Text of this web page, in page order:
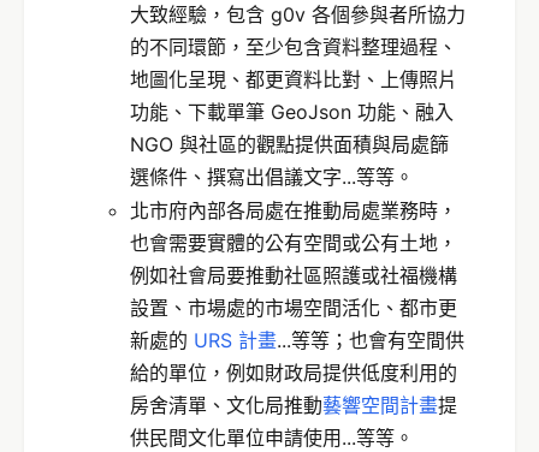
大致經驗，包含 g0v 各個參與者所協力
的不同環節，至少包含資料整理過程、
地圖化呈現、都更資料比對、上傳照片
功能、下載單筆 GeoJson 功能、融入
NGO 與社區的觀點提供面積與局處篩
選條件、撰寫出倡議文字...等等。
北市府內部各局處在推動局處業務時，
也會需要實體的公有空間或公有土地，
例如社會局要推動社區照護或社福機構
設置、市場處的市場空間活化、都市更
新處的 URS 計畫...等等；也會有空間供
給的單位，例如財政局提供低度利用的
房舍清單、文化局推動藝響空間計畫提
供民間文化單位申請使用...等等。